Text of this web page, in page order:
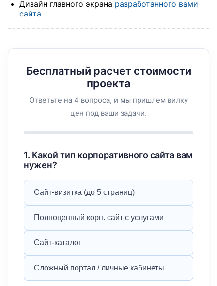
Дизайн главного экрана разработанного вами
сайта.
Бесплатный расчет стоимости
проекта
Ответьте на 4 вопроса, и мы пришлем вилку
цен под ваши задачи.
1. Какой тип корпоративного сайта вам
нужен?
Сайт-визитка (до 5 страниц)
Полноценный корп. сайт с услугами
Сайт-каталог
Сложный портал / личные кабинеты